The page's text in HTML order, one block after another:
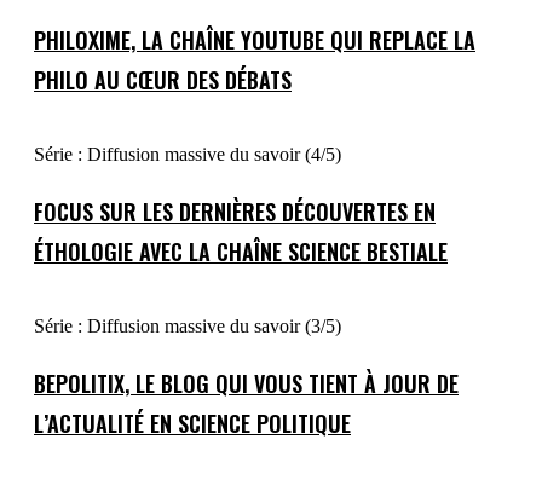
PHILOXIME, LA CHAÎNE YOUTUBE QUI REPLACE LA
PHILO AU CŒUR DES DÉBATS
Série : Diffusion massive du savoir (4/5)
FOCUS SUR LES DERNIÈRES DÉCOUVERTES EN
ÉTHOLOGIE AVEC LA CHAÎNE SCIENCE BESTIALE
Série : Diffusion massive du savoir (3/5)
BEPOLITIX, LE BLOG QUI VOUS TIENT À JOUR DE
L’ACTUALITÉ EN SCIENCE POLITIQUE